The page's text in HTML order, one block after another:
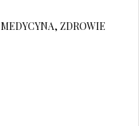
MEDYCYNA, ZDROWIE